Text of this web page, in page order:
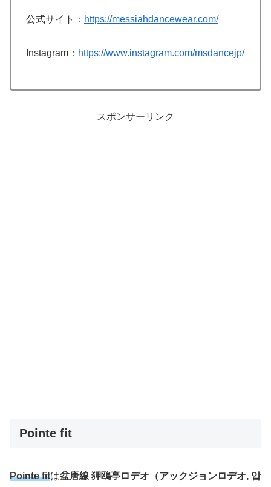
公式サイト： https://messiahdancewear.com/
Instagram： https://www.instagram.com/msdancejp/
スポンサーリンク
Pointe fit
Pointe fitは盆唐線 狎鴎亭ロデオ（アックジョンロデオ, 압